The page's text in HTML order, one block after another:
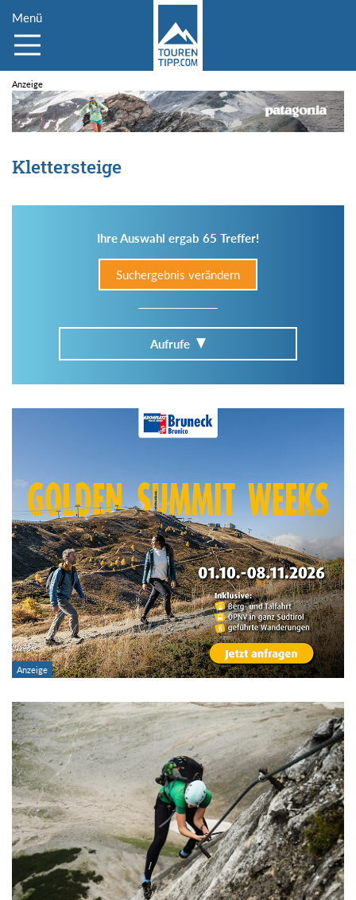
Menü
Klettersteige
Ihre Auswahl ergab 65 Treffer!
Suchergebnis verändern
Aufrufe
Im Tourenarchiv suchen
Region:
Gebirge:
Art der Tour:
Schwierigkeitsgrad:
von
bis
Kondition (Tourdauer):
von
bis
Suchbegriff: